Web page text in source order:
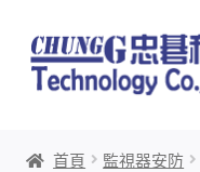
跳
至
導
列
跳
至
主
內 首頁 監視器安防